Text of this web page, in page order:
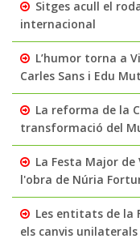
Sitges acull el
internacional
L’humor torna a
Carles Sans i Edu
La reforma de la
transformació del
La Festa Major
l'obra de Núria
Les entitats de la
els canvis